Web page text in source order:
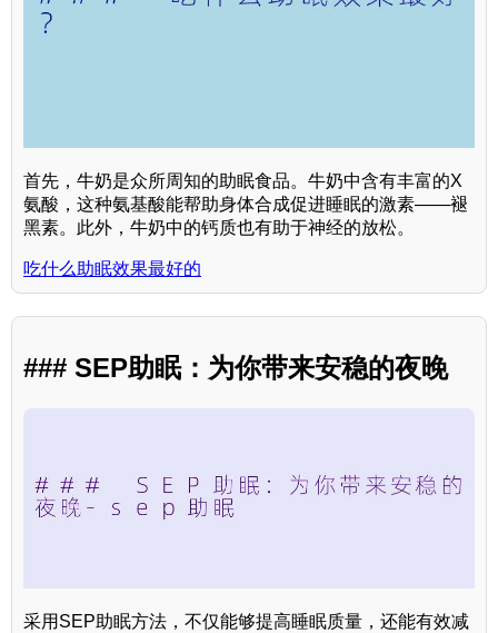
首先，牛奶是众所周知的助眠食品。牛奶中含有丰富的X
氨酸，这种氨基酸能帮助身体合成促进睡眠的激素——褪
黑素。此外，牛奶中的钙质也有助于神经的放松。
吃什么助眠效果最好的
### SEP助眠：为你带来安稳的夜晚
采用SEP助眠方法，不仅能够提高睡眠质量，还能有效减